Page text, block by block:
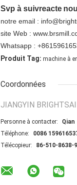
Svp à suivreacte
notre email :
site Web :
Whatsapp :
Produit Tag: machine à
Coordonnées
JIANGYIN
Personne à contacter:
Qian
Téléphone:
0086
Télécopieur:
86-510-8638-